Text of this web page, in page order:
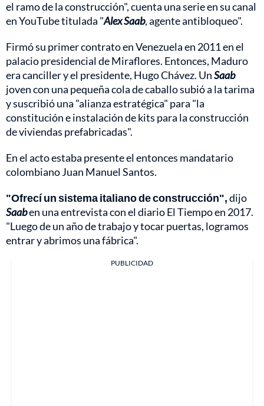
el ramo de la construcción", cuenta una serie en su canal
en YouTube titulada "AlexSaab, agente antibloqueo".
Firmó su primer contrato en Venezuela en 2011 en el
palacio presidencial de Miraflores. Entonces, Maduro
era canciller y el presidente, Hugo Chávez. UnSaab
joven con una pequeña cola de caballo subió a la tarima
y suscribió una "alianza estratégica" para "la
constitución e instalación de kits para la construcción
de viviendas prefabricadas".
En el acto estaba presente el entonces mandatario
colombiano Juan Manuel Santos.
"Ofrecí un sistema italiano de construcción",dijo
Saaben una entrevista con el diario El Tiempo en 2017.
"Luego de un año de trabajo y tocar puertas, logramos
entrar y abrimos una fábrica".
PUBLICIDAD